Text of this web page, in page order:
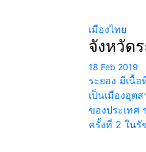
เมืองไทย
จังหวัด
18 Feb 2019
ระยอง มีเนื้
เป็นเมืองอุต
ของประเทศ
ครั้งที่ 2 ในรั